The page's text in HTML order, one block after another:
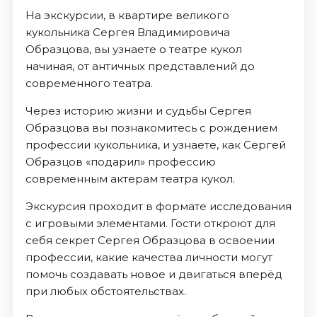
На экскурсии, в квартире великого
кукольника Сергея Владимировича
Образцова, вы узнаете о театре кукол
начиная, от античных представлений до
современного театра.
Через историю жизни и судьбы Сергея
Образцова вы познакомитесь с рождением
профессии кукольника, и узнаете, как Сергей
Образцов «подарил» профессию
современным актерам театра кукол.
Экскурсия проходит в формате исследования
с игровыми элементами. Гости откроют для
себя секрет Сергея Образцова в освоении
профессии, какие качества личности могут
помочь создавать новое и двигаться вперёд
при любых обстоятельствах.